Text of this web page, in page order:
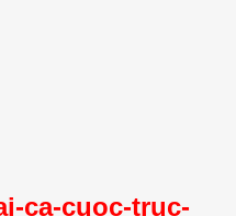
ca-cuoc-truc-